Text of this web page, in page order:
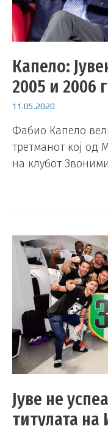
Капело:
2005 и 2006
11.05.2020
Фабио Капело
третманот кој од
на клубот
Јуве не
титулата